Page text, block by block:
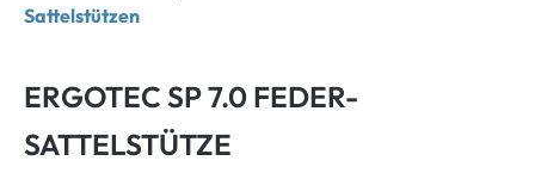
Sattelstützen
ERGOTEC SP 7.0 FEDER-
SATTELSTÜTZE